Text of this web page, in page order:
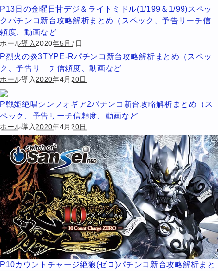
P13日の金曜日甘デジ＆ライトミドル(1/199＆1/99)スペッ
クパチンコ新台攻略解析まとめ（スペック、予告リーチ信
頼度、動画など
ホール導入2020年5月7日
P烈火の炎3TYPE-Rパチンコ新台攻略解析まとめ（スペッ
ク、予告リーチ信頼度、動画など
ホール導入2020年4月20日
P戦姫絶唱シンフォギア2パチンコ新台攻略解析まとめ（ス
ペック、予告リーチ信頼度、動画など
ホール導入2020年4月20日
P10カウントチャージ絶狼(ゼロ)パチンコ新台攻略解析まと